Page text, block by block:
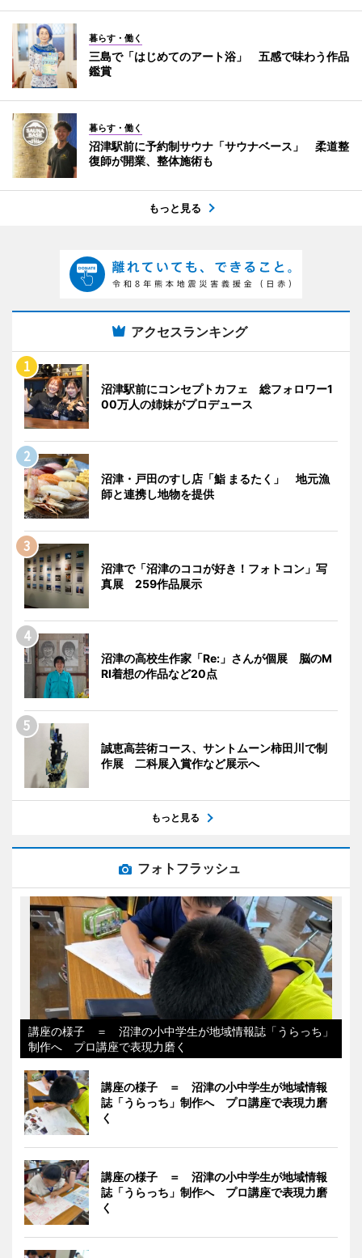
暮らす・働く
三島で「はじめてのアート浴」 五感で味わう作品
鑑賞
暮らす・働く
沼津駅前に予約制サウナ「サウナベース」 柔道整
復師が開業、整体施術も
もっと見る
アクセスランキング
沼津駅前にコンセプトカフェ 総フォロワー1
00万人の姉妹がプロデュース
沼津・戸田のすし店「鮨 まるたく」 地元漁
師と連携し地物を提供
沼津で「沼津のココが好き！フォトコン」写
真展 259作品展示
沼津の高校生作家「Re:」さんが個展 脳のM
RI着想の作品など20点
誠恵高芸術コース、サントムーン柿田川で制
作展 二科展入賞作など展示へ
もっと見る
フォトフラッシュ
講座の様子 ＝ 沼津の小中学生が地域情報誌「うらっち」
制作へ プロ講座で表現力磨く
講座の様子 ＝ 沼津の小中学生が地域情報
誌「うらっち」制作へ プロ講座で表現力磨
く
講座の様子 ＝ 沼津の小中学生が地域情報
誌「うらっち」制作へ プロ講座で表現力磨
く